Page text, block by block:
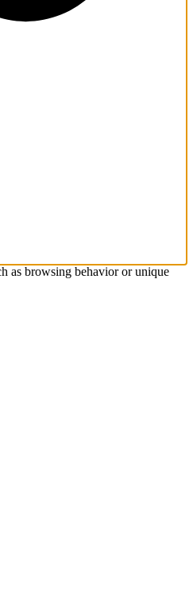
as browsing behavior or unique